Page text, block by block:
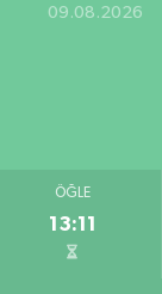
09.08.2026
ÖĞLE
13:11